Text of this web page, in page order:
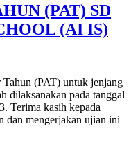
(PAT) SD
(AI IS)
(PAT) untuk jenjang
dilaksanakan pada tanggal
Terima kasih kepada
dan mengerjakan ujian ini